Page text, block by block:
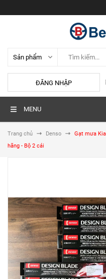
ĐĂNG NHẬP
MENU
Trang chủ Denso
Gạt mưa
hãng - Bộ 2 cái